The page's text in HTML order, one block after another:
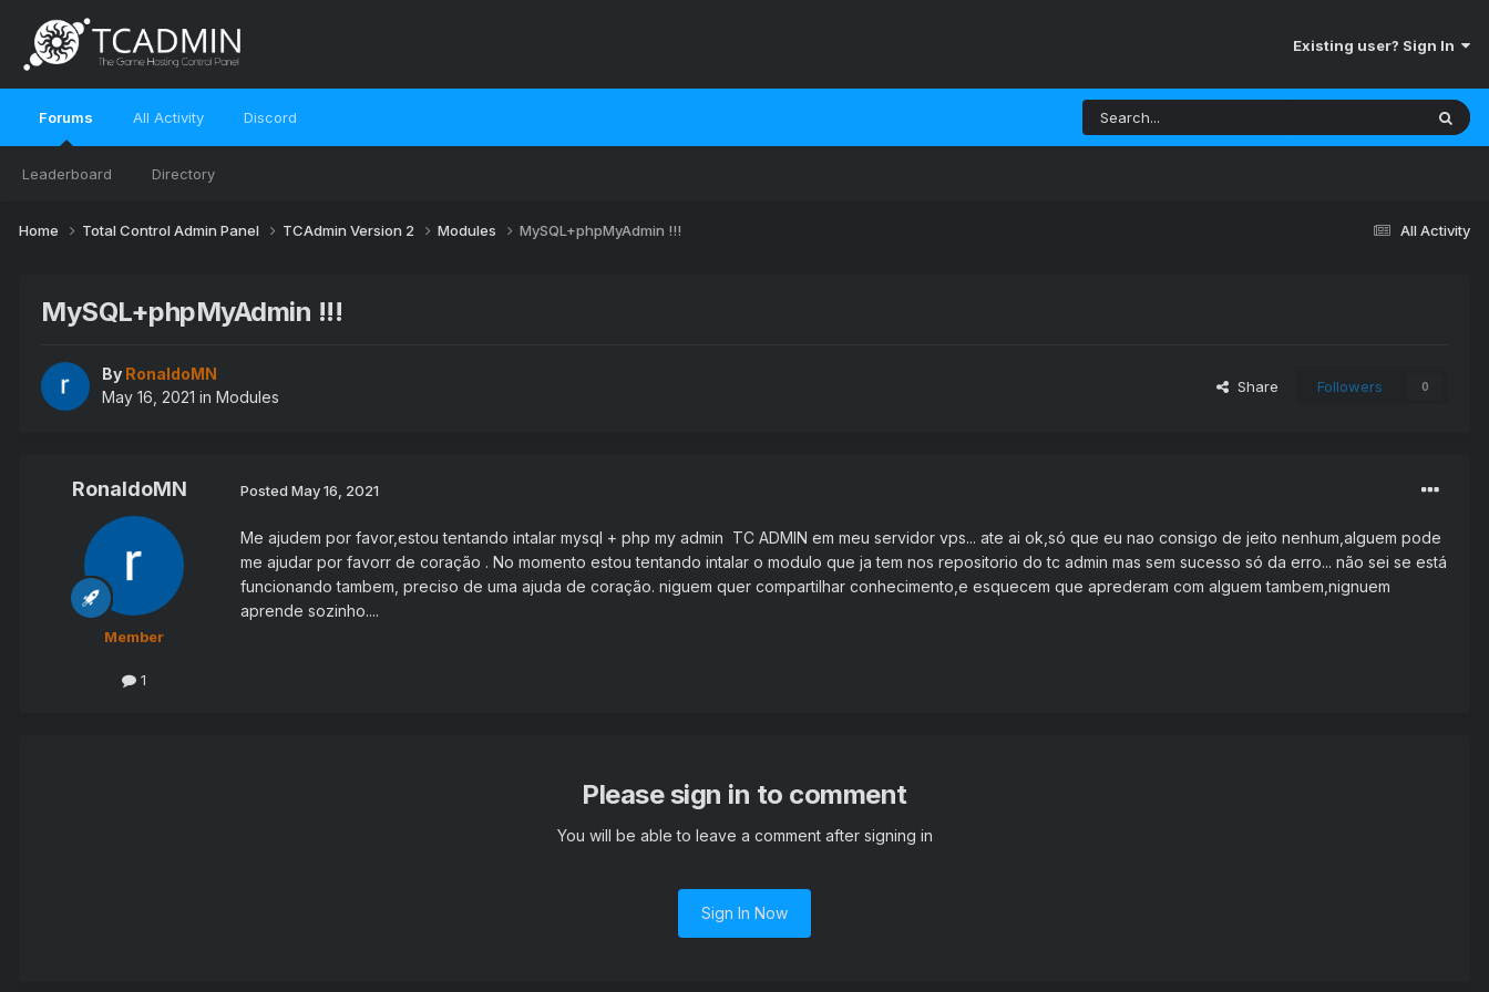
Existing user? Sign In
Forums
Leaderboard Directory
All Activity Discord
All Activity
Home Total Control Admin Panel TCAdmin Version 2 Modules MySQL+phpMyAdmin !!!
MySQL+phpMyAdmin !!!
By RonaldoMN
May 16, 2021 in Modules
Share Followers 0
RonaldoMN
Member
1
Posted May 16, 2021
Me ajudem por favor,estou tentando intalar mysql + php my admin TC ADMIN em meu servidor vps... ate ai ok,só que eu nao consigo de jeito nenhum,alguem pode
me ajudar por favorr de coração . No momento estou tentando intalar o modulo que ja tem nos repositorio do tc admin mas sem sucesso só da erro... não sei se está
funcionando tambem, preciso de uma ajuda de coração. niguem quer compartilhar conhecimento,e esquecem que aprederam com alguem tambem,nignuem
aprende sozinho....
Please sign in to comment
You will be able to leave a comment after signing in
Sign In Now